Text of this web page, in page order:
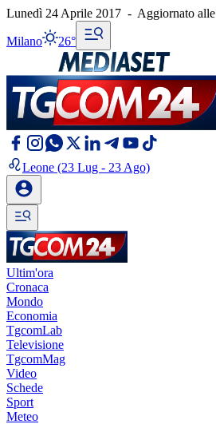
Lunedì 24 Aprile 2017 - Aggiornato alle
Milano 26°
Leone (23 Lug - 23 Ago)
Ultim'ora
Cronaca
Mondo
Economia
TgcomLab
Televisione
TgcomMag
Video
Schede
Sport
Meteo